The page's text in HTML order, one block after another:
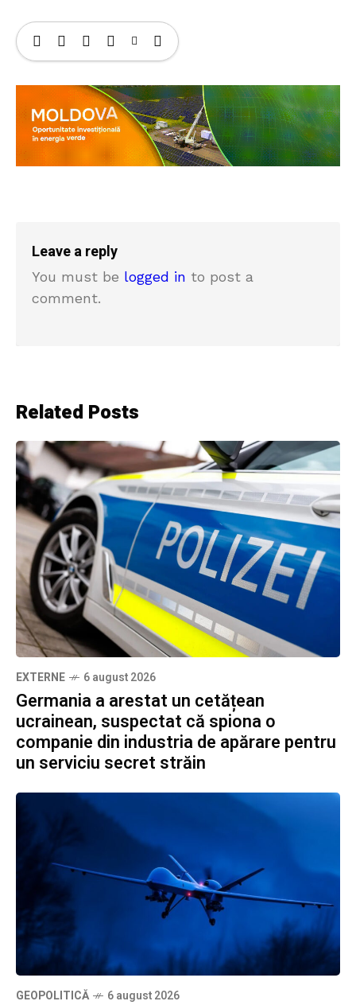
Leave a reply
You must be logged in to post a
comment.
Related Posts
EXTERNE 6 august 2026
Germania a arestat un cetățean
ucrainean, suspectat că spiona o
companie din industria de apărare pentru
un serviciu secret străin
GEOPOLITICĂ 6 august 2026